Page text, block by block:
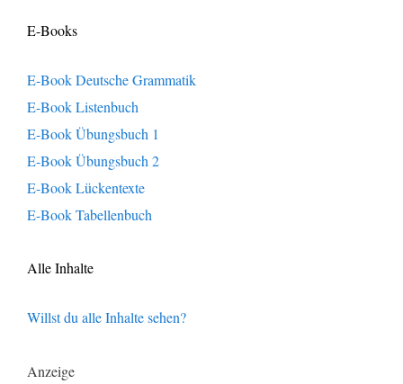
E-Books
E-Book Deutsche Grammatik
E-Book Listenbuch
E-Book Übungsbuch 1
E-Book Übungsbuch 2
E-Book Lückentexte
E-Book Tabellenbuch
Alle Inhalte
Willst du alle Inhalte sehen?
Anzeige